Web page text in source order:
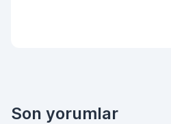
Son yorumlar